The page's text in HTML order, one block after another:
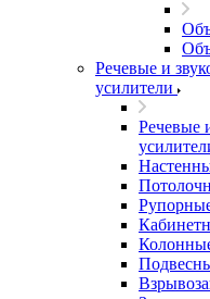
Речевые и
усилители
Речевые